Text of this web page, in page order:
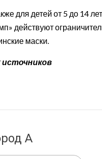
для детей от 5 до 14
действуют
маски.
А